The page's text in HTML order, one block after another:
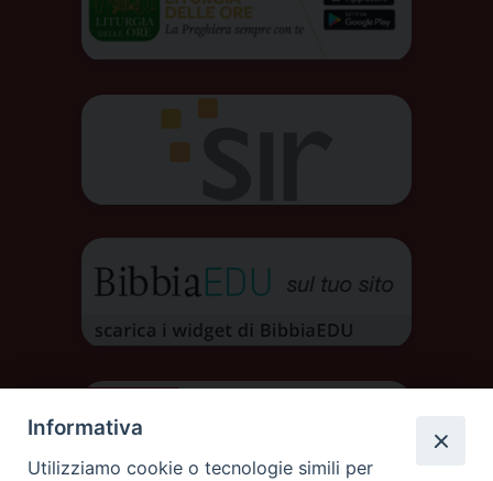
Informativa
Utilizziamo cookie o tecnologie simili per